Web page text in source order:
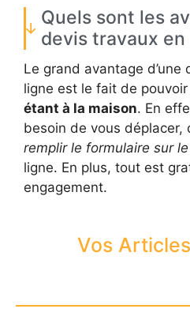
Quels sont les
devis travaux en
Le grand avantage
ligne est le fait de pouvoir
étant à la maison. En
besoin de vous déplacer,
remplir le formulaire sur
ligne. En plus, tout est
engagement.
Vos